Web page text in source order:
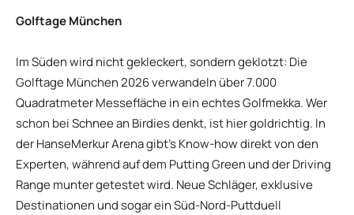
Golftage München
Im Süden wird nicht gekleckert, sondern geklotzt: Die
Golftage München 2026 verwandeln über 7.000
Quadratmeter Messefläche in ein echtes Golfmekka. Wer
schon bei Schnee an Birdies denkt, ist hier goldrichtig. In
der HanseMerkur Arena gibt’s Know-how direkt von den
Experten, während auf dem Putting Green und der Driving
Range munter getestet wird. Neue Schläger, exklusive
Destinationen und sogar ein Süd-Nord-Puttduell